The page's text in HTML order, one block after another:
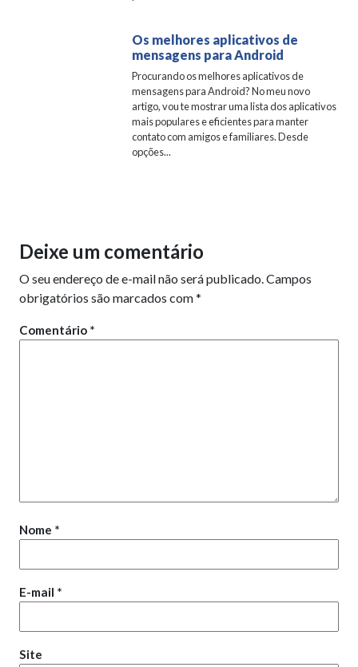
Os melhores aplicativos de
mensagens para Android
Procurando os melhores aplicativos de
mensagens para Android? No meu novo
artigo, vou te mostrar uma lista dos aplicativos
mais populares e eficientes para manter
contato com amigos e familiares. Desde
opções...
Deixe um comentário
O seu endereço de e-mail não será publicado.Campos
obrigatórios são marcados com*
Comentário *
Nome *
E-mail *
Site